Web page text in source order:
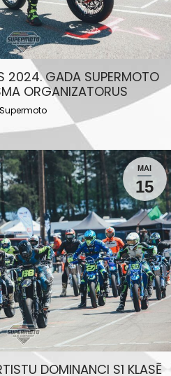
2024. GADA SUPERMOTO
ORGANIZATORUS
Supermoto
MAI
15
DOMINANCI S1 KLASĒ